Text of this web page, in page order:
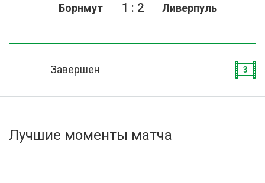
Активировать промокод
Борнмут Ливерпуль
1 : 2
Завершен 3
Лучшие моменты матча